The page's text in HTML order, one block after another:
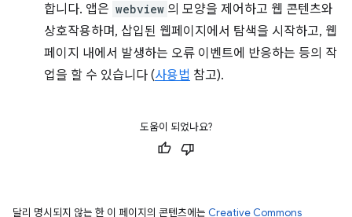
합니다. 앱은 webview 의 모양을 제어하고 웹 콘텐츠와
상호작용하며, 삽입된 웹페이지에서 탐색을 시작하고, 웹
페이지 내에서 발생하는 오류 이벤트에 반응하는 등의 작
업을 할 수 있습니다 (사용법 참고).
도움이 되었나요?
달리 명시되지 않는 한 이 페이지의 콘텐츠에는 Creative Commons